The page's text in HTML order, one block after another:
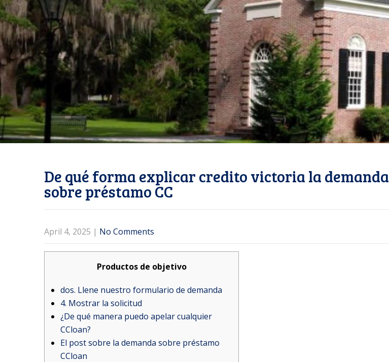
De qué forma explicar credito victoria la demanda
sobre préstamo CC
April 4, 2025 | No Comments
Productos de objetivo
dos. Llene nuestro formulario de demanda
4. Mostrar la solicitud
¿De qué manera puedo apelar cualquier
CCloan?
El post sobre la demanda sobre préstamo
CCloan